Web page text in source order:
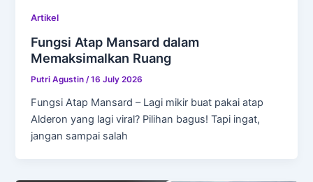
Artikel
Fungsi Atap Mansard dalam
Memaksimalkan Ruang
Putri Agustin /16 July 2026
Fungsi Atap Mansard – Lagi mikir buat pakai atap
Alderon yang lagi viral? Pilihan bagus! Tapi ingat,
jangan sampai salah